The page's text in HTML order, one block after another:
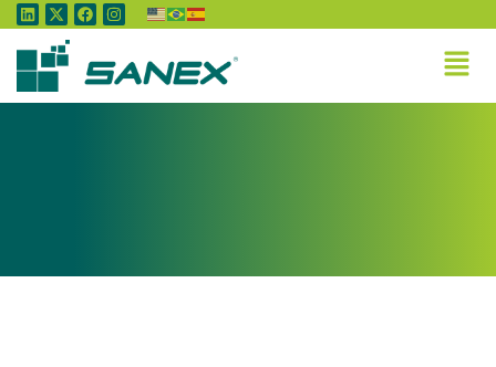
Home » Grãos »
IBGE prevê safra de grãos 6,8% menor em 2018